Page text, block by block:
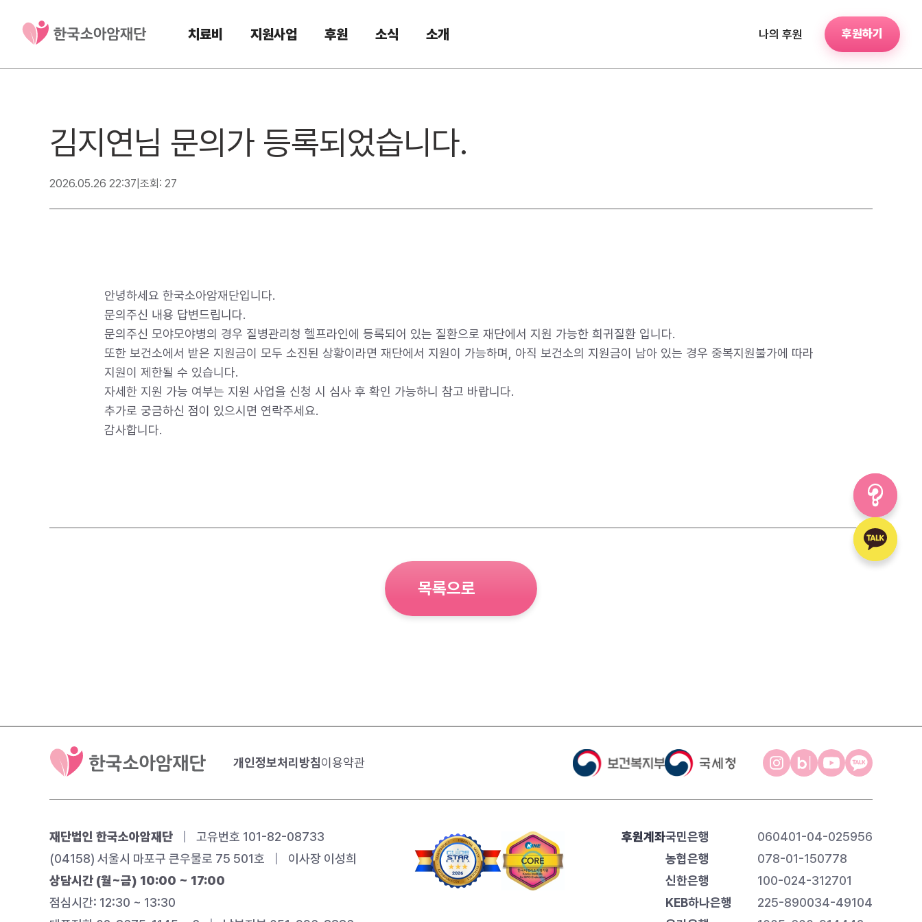
치료비 지원사업 후원 소식 소개 나의 후원 후원하기
김지연님 문의가 등록되었습니다.
2026.05.26 22:37 조회: 27
안녕하세요 한국소아암재단입니다.
문의주신 내용 답변드립니다.
문의주신 모야모야병의 경우 질병관리청 헬프라인에 등록되어 있는 질환으로 재단에서 지원 가능한 희귀질환 입니다.
또한 보건소에서 받은 지원금이 모두 소진된 상황이라면 재단에서 지원이 가능하며, 아직 보건소의 지원금이 남아 있는 경우 중복지원불가에 따라
지원이 제한될 수 있습니다.
자세한 지원 가능 여부는 지원 사업을 신청 시 심사 후 확인 가능하니 참고 바랍니다.
추가로 궁금하신 점이 있으시면 연락주세요.
감사합니다.
목록으로
개인정보처리방침이용약관
재단법인 한국소아암재단
고유번호 101-82-08733
(04158) 서울시 마포구 큰우물로 75 501호
이사장 이성희
상담시간 (월~금) 10:00 ~ 17:00
점심시간: 12:30 ~ 13:30
후원계좌국민은행
060401-04-025956
농협은행
078-01-150778
신한은행
100-024-312701
KEB하나은행
225-890034-49104